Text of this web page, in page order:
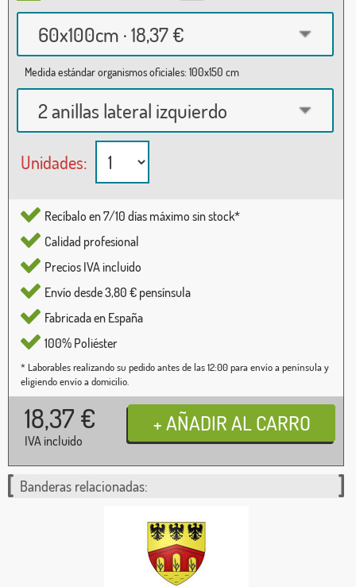
60x100cm · 18,37 €
Medida estándar organismos oficiales: 100x150 cm
2 anillas lateral izquierdo
Unidades:
Recíbalo en 7/10 días máximo sin stock*
Calidad profesional
Precios IVA incluido
Envío desde 3,80 € pensínsula
Fabricada en España
100% Poliéster
* Laborables realizando su pedido antes de las 12:00 para envío a península y
eligiendo envío a domicilio.
18,37 €
IVA incluido
Banderas relacionadas: